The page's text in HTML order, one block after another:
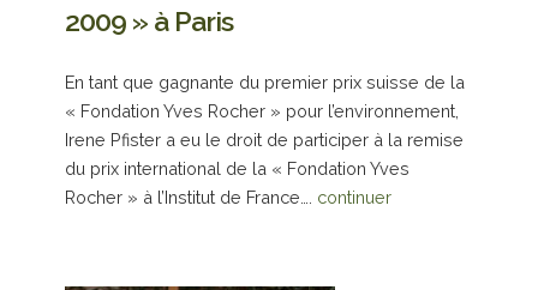
2009 » à Paris
En tant que gagnante du premier prix suisse de la
« Fondation Yves Rocher » pour l’environnement,
Irene Pfister a eu le droit de participer à la remise
du prix international de la « Fondation Yves
Rocher » à l’Institut de France…. continuer